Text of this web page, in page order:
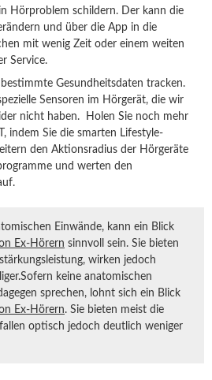
Hörproblem schildern. Der kann die
und über die App in die
mit wenig Zeit oder einem weiten
Service.
Gesundheitsdaten tracken.
Sensoren im Hörgerät, die wir
nicht haben. Holen Sie noch mehr
indem Sie die smarten Lifestyle-
den Aktionsradius der Hörgeräte
und werten den
Einwände, kann ein Blick
Ex-Hörern sinnvoll sein. Sie bieten
wirken jedoch
keine anatomischen
sprechen, lohnt sich ein Blick
Ex-Hörern. Sie bieten meist die
optisch jedoch deutlich weniger